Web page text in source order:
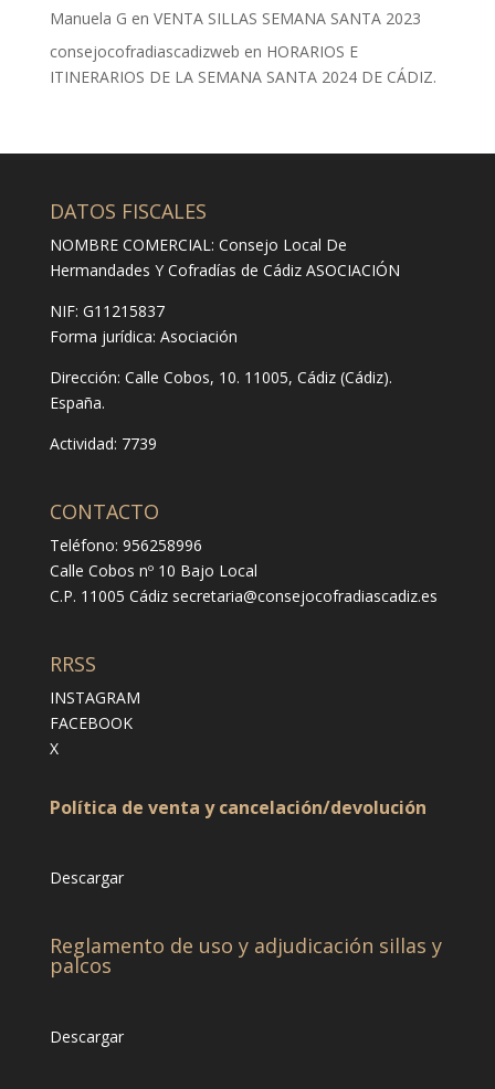
Manuela G en VENTA SILLAS SEMANA SANTA 2023
consejocofradiascadizweb en HORARIOS E
ITINERARIOS DE LA SEMANA SANTA 2024 DE CÁDIZ.
DATOS FISCALES
NOMBRE COMERCIAL: Consejo Local De
Hermandades Y Cofradías de Cádiz ASOCIACIÓN
NIF: G11215837
Forma jurídica: Asociación
Dirección: Calle Cobos, 10. 11005, Cádiz (Cádiz).
España.
Actividad: 7739
CONTACTO
Teléfono: 956258996
Calle Cobos nº 10 Bajo Local
C.P. 11005 Cádiz secretaria@consejocofradiascadiz.es
RRSS
INSTAGRAM
FACEBOOK
X
Política de venta y cancelación/devolución
Descargar
Reglamento de uso y adjudicación sillas y
palcos
Descargar